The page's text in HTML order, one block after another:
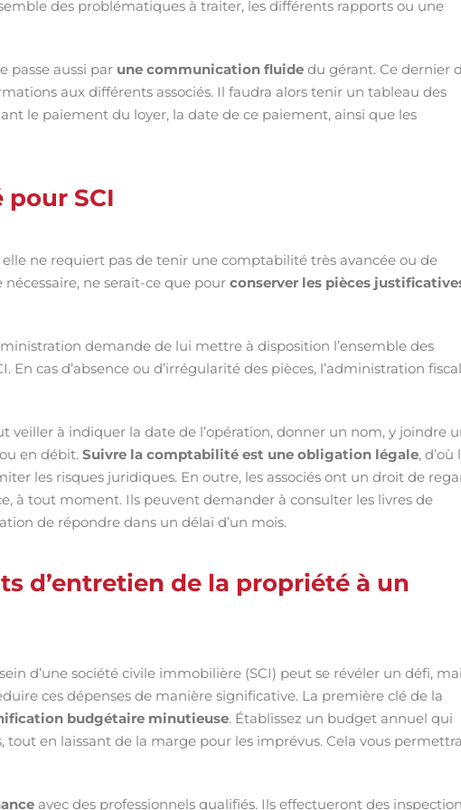
des problématiques à traiter, les différents rapports ou une
passe aussi par une communication fluide du gérant. Ce dernier
aux différents associés. Il faudra alors tenir un tableau des
le paiement du loyer, la date de ce paiement, ainsi que les
SCI
elle ne requiert pas de tenir une comptabilité très avancée ou de
ne serait-ce que pour conserver les pièces
demande de lui mettre à disposition l’ensemble des
cas d’absence ou d’irrégularité des pièces, l’administration
veiller à indiquer la date de l’opération, donner un nom, y joindre
en débit. Suivre la comptabilité est une obligation légale, d’où
les risques juridiques. En outre, les associés ont un droit de
à tout moment. Ils peuvent demander à consulter les livres de
de répondre dans un délai d’un mois.
d’entretien de la propriété à un
d’une société civile immobilière (SCI) peut se révéler un défi,
ces dépenses de manière significative. La première clé de la
budgétaire minutieuse. Établissez un budget annuel qui
tout en laissant de la marge pour les imprévus. Cela vous
avec des professionnels qualifiés. Ils effectueront des